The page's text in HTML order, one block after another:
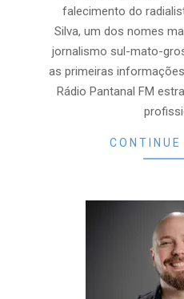
falecimento do
Silva, um dos nomes
jornalismo sul-mato-
as primeiras
Rádio Pantanal FM
CONTINUE